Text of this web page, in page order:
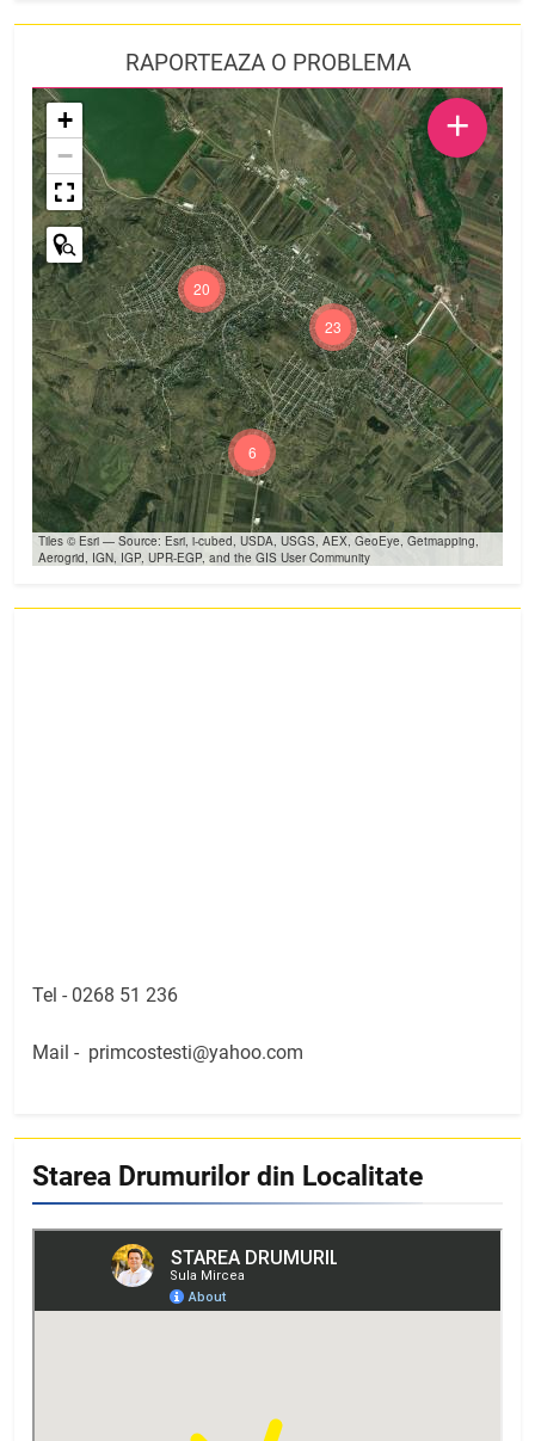
RAPORTEAZA O PROBLEMA
23
20
6
+
−
Tiles © Esri — Source: Esri, i-cubed, USDA, USGS, AEX, GeoEye, Getmapping,
Aerogrid, IGN, IGP, UPR-EGP, and the GIS User Community
+
Tel - 0268 51 236
Mail - primcostesti@yahoo.com
Starea Drumurilor din Localitate